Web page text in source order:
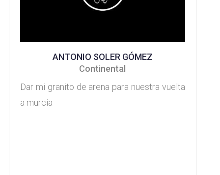
ANTONIO SOLER GÓMEZ
Continental
Dar mi granito de arena para nuestra vuelta
a murcia